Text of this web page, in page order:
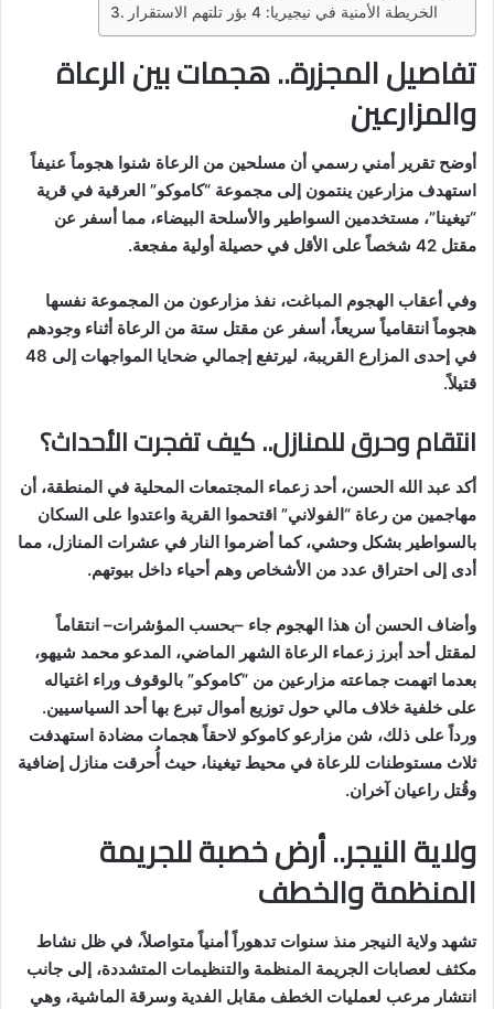
الخريطة الأمنية في نيجيريا: 4 بؤر تلتهم الاستقرار
تفاصيل المجزرة.. هجمات بين الرعاة
والمزارعين
أوضح تقرير أمني رسمي أن مسلحين من الرعاة شنوا هجوماً عنيفاً
استهدف مزارعين ينتمون إلى مجموعة “كاموكو” العرقية في قرية
“تيغينا”، مستخدمين السواطير والأسلحة البيضاء، مما أسفر عن
مقتل 42 شخصاً على الأقل في حصيلة أولية مفجعة.
وفي أعقاب الهجوم المباغت، نفذ مزارعون من المجموعة نفسها
هجوماً انتقامياً سريعاً، أسفر عن مقتل ستة من الرعاة أثناء وجودهم
في إحدى المزارع القريبة، ليرتفع إجمالي ضحايا المواجهات إلى 48
قتيلاً.
انتقام وحرق للمنازل.. كيف تفجرت الأحداث؟
أكد عبد الله الحسن، أحد زعماء المجتمعات المحلية في المنطقة، أن
مهاجمين من رعاة “الفولاني” اقتحموا القرية واعتدوا على السكان
بالسواطير بشكل وحشي، كما أضرموا النار في عشرات المنازل، مما
أدى إلى احتراق عدد من الأشخاص وهم أحياء داخل بيوتهم.
وأضاف الحسن أن هذا الهجوم جاء –بحسب المؤشرات– انتقاماً
لمقتل أحد أبرز زعماء الرعاة الشهر الماضي، المدعو محمد شيهو،
بعدما اتهمت جماعته مزارعين من “كاموكو” بالوقوف وراء اغتياله
على خلفية خلاف مالي حول توزيع أموال تبرع بها أحد السياسيين.
ورداً على ذلك، شن مزارعو كاموكو لاحقاً هجمات مضادة استهدفت
ثلاث مستوطنات للرعاة في محيط تيغينا، حيث أُحرقت منازل إضافية
وقُتل راعيان آخران.
ولاية النيجر.. أرض خصبة للجريمة
المنظمة والخطف
تشهد ولاية النيجر منذ سنوات تدهوراً أمنياً متواصلاً، في ظل نشاط
مكثف لعصابات الجريمة المنظمة والتنظيمات المتشددة، إلى جانب
انتشار مرعب لعمليات الخطف مقابل الفدية وسرقة الماشية، وهي